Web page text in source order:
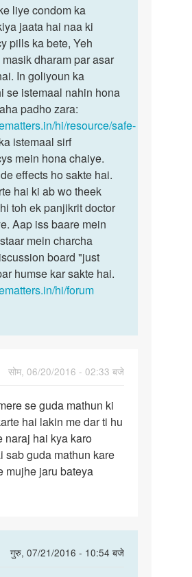
liye condom ka
jaata hai naa ki
pills ka bete, Yeh
dharam par asar
In goliyoun ka
se istemaal nahin hona
padho zara:
hi/resource/safe-
istemaal sirf
mein hona chaiye.
effects ho sakte hai.
hai ki ab wo theek
toh ek panjikrit doctor
Aap iss baare mein
mein charcha
board "just
humse kar sakte hai.
hi/forum
सोम, 06/20/2016 - 02:33 बजे
se guda mathun ki
hai lakin me dar ti hu
naraj hai kya karo
sab guda mathun kare
mujhe jaru bateya
गुरु, 07/21/2016 - 10:54 बजे